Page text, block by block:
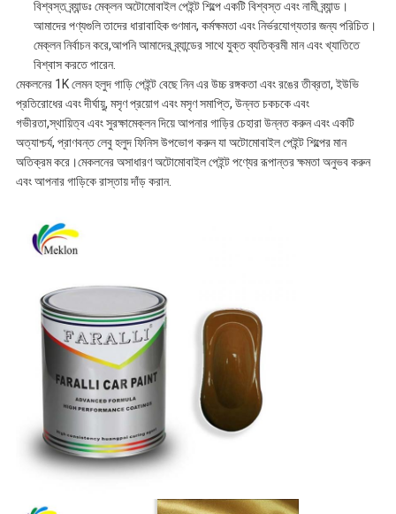
বিশ্বস্ত ব্র্যান্ডঃ মেক্লন অটোমোবাইল পেইন্ট শিল্পে একটি বিশ্বস্ত এবং নামী ব্র্যান্ড।
আমাদের পণ্যগুলি তাদের ধারাবাহিক গুণমান, কর্মক্ষমতা এবং নির্ভরযোগ্যতার জন্য পরিচিত।
মেক্লন নির্বাচন করে,আপনি আমাদের ব্র্যান্ডের সাথে যুক্ত ব্যতিক্রমী মান এবং খ্যাতিতে
বিশ্বাস করতে পারেন.
মেকলনের 1K লেমন হলুদ গাড়ি পেইন্ট বেছে নিন এর উচ্চ রঙ্গকতা এবং রঙের তীব্রতা, ইউভি
প্রতিরোধের এবং দীর্ঘায়ু, মসৃণ প্রয়োগ এবং মসৃণ সমাপ্তি, উন্নত চকচকে এবং
গভীরতা,স্থায়িত্ব এবং সুরক্ষামেক্লন দিয়ে আপনার গাড়ির চেহারা উন্নত করুন এবং একটি
অত্যাশ্চর্য, প্রাণবন্ত লেবু হলুদ ফিনিস উপভোগ করুন যা অটোমোবাইল পেইন্ট শিল্পের মান
অতিক্রম করে।মেকলনের অসাধারণ অটোমোবাইল পেইন্ট পণ্যের রূপান্তর ক্ষমতা অনুভব করুন
এবং আপনার গাড়িকে রাস্তায় দাঁড় করান.